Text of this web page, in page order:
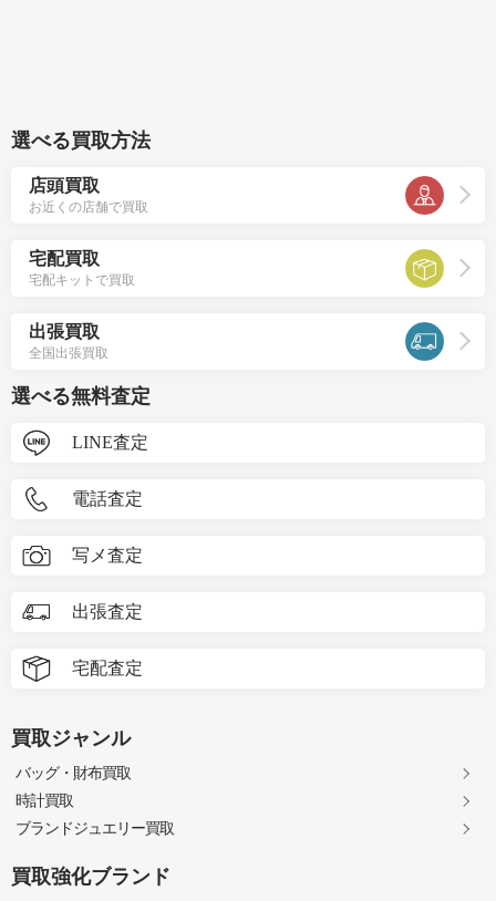
選べる買取方法
店頭買取
お近くの店舗で買取
宅配買取
宅配キットで買取
出張買取
全国出張買取
選べる無料査定
LINE査定
電話査定
写メ査定
出張査定
宅配査定
買取ジャンル
バッグ・財布買取
時計買取
ブランドジュエリー買取
買取強化ブランド